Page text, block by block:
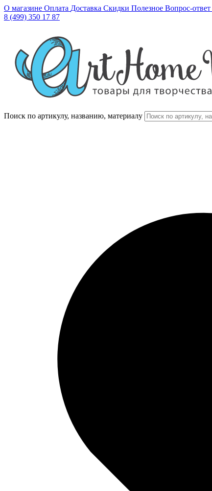
О магазине Оплата Доставка Скидки Полезное Вопрос-ответ
8 (499) 350 17 87
Поиск по артикулу, названию, материалу